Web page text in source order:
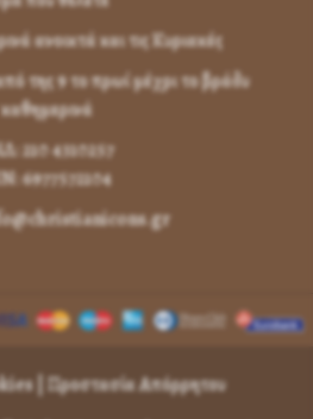
ανοικτά και τις Κυριακές
της 9 το πρωί μέχρι το βράδυ
καθημερινά
210 4310257
6977572104
Προστασία Απόρρητου